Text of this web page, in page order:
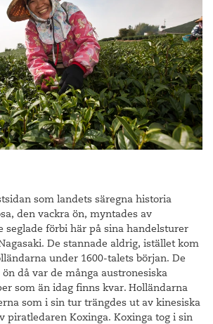
som landets säregna historia
den vackra ön, myntades av
seglade förbi här på sina handelsturer
De stannade aldrig, istället kom
under 1600-talets början. De
då var de många austronesiska
som än idag finns kvar. Holländarna
som i sin tur trängdes ut av kinesiska
piratledaren Koxinga. Koxinga tog i sin